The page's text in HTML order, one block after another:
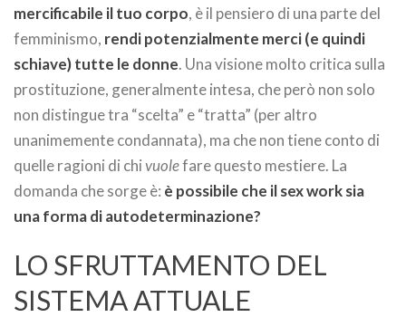
mercificabile il tuo corpo, è il pensiero di una parte del
femminismo, rendi potenzialmente merci (e quindi
schiave) tutte le donne. Una visione molto critica sulla
prostituzione, generalmente intesa, che però non solo
non distingue tra “scelta” e “tratta” (per altro
unanimemente condannata), ma che non tiene conto di
quelle ragioni di chivuolefare questo mestiere. La
domanda che sorge è: è possibile che il sex work sia
una forma di autodeterminazione?
LO SFRUTTAMENTO DEL
SISTEMA ATTUALE